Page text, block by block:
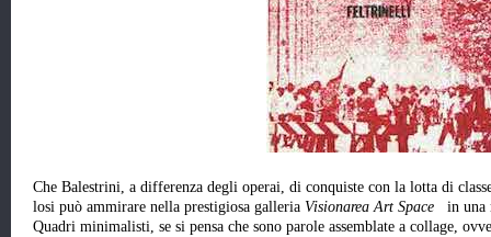
Che Balestrini, a differenza degli operai, di conquiste con la lotta di
losi può ammirare nella prestigiosa galleria Visionarea Art Space in una
Quadri minimalisti, se si pensa che sono parole assemblate a collage,